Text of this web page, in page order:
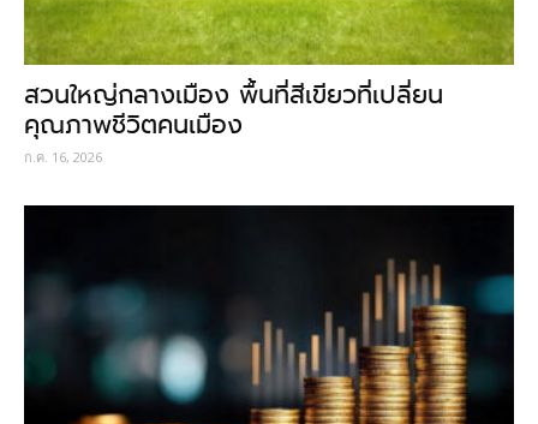
สวนใหญ่กลางเมือง พื้นที่สีเขียวที่เปลี่ยน
คุณภาพชีวิตคนเมือง
ก.ค. 16, 2026